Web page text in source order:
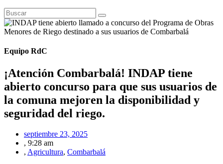
Equipo RdC
¡Atención Combarbalá! INDAP tiene
abierto concurso para que sus usuarios de
la comuna mejoren la disponibilidad y
seguridad del riego.
septiembre 23, 2025
, 9:28 am
, Agricultura, Combarbalá